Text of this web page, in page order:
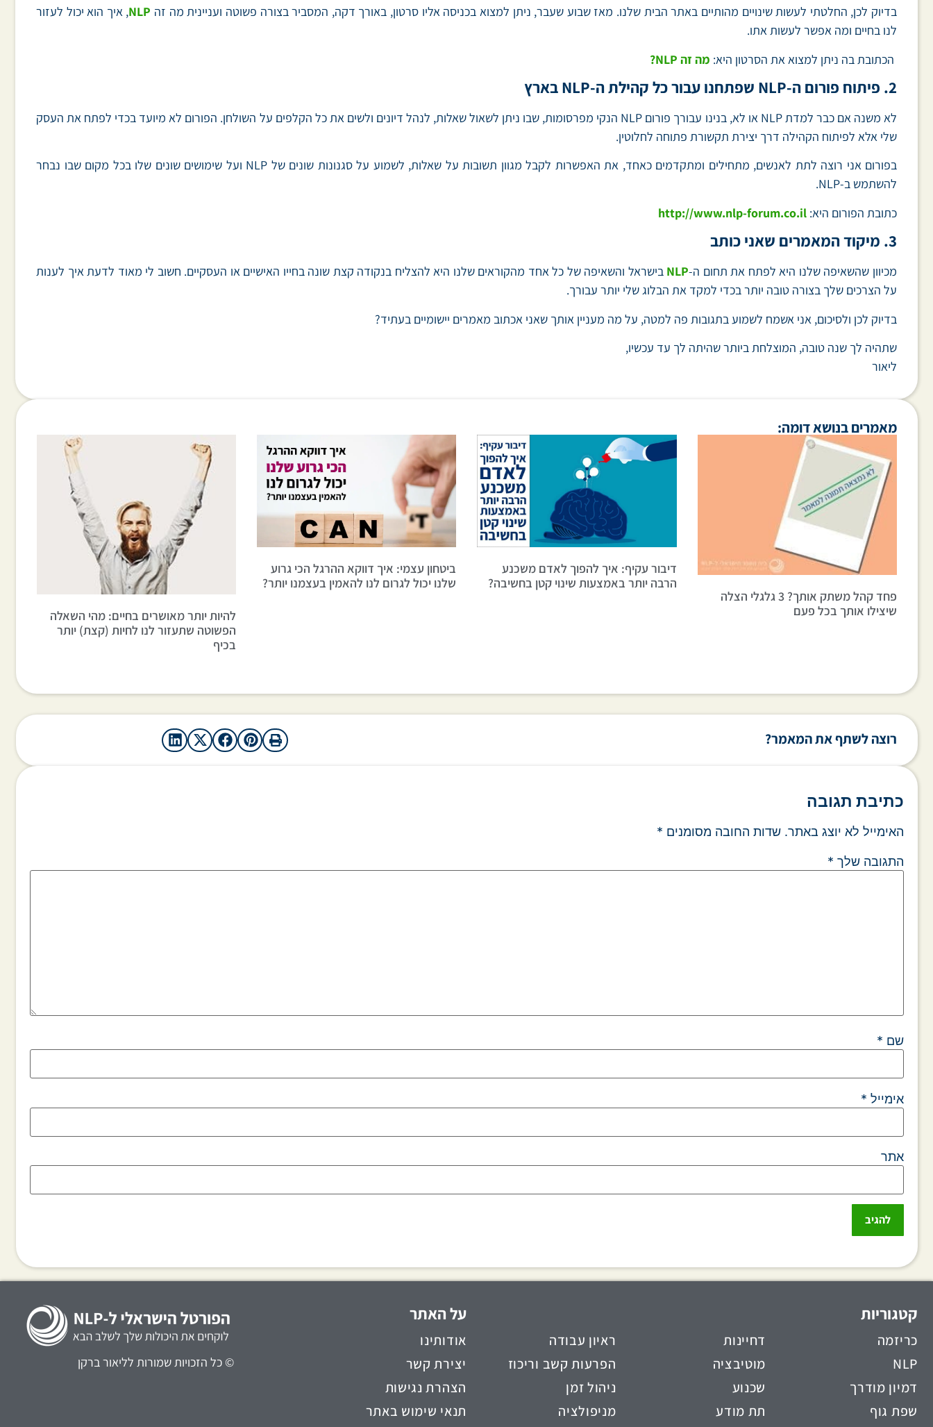
בדיוק לכן, החלטתי לעשות שינויים מהותיים באתר הבית שלנו. מאז שבוע שעבר, ניתן למצוא בכניסה אליו סרטון, באורך דקה, המסביר בצורה פשוטה ועניינית מה זה NLP, איך הוא יכול לעזור
לנו בחיים ומה אפשר לעשות אתו.
הכתובת בה ניתן למצוא את הסרטון היא: מה זה NLP?
2. פיתוח פורום ה-NLP שפתחנו עבור כל קהילת ה-NLP בארץ
לא משנה אם כבר למדת NLP או לא, בנינו עבורך פורום NLP הנקי מפרסומות, שבו ניתן לשאול שאלות, לנהל דיונים ולשים את כל הקלפים על השולחן. הפורום לא מיועד בכדי לפתח את העסק
שלי אלא לפיתוח הקהילה דרך יצירת תקשורת פתוחה לחלוטין.
בפורום אני רוצה לתת לאנשים, מתחילים ומתקדמים כאחד, את האפשרות לקבל מגוון תשובות על שאלות, לשמוע על סגנונות שונים של NLP ועל שימושים שונים שלו בכל מקום שבו נבחר
להשתמש ב-NLP.
כתובת הפורום היא: http://www.nlp-forum.co.il
3. מיקוד המאמרים שאני כותב
מכיוון שהשאיפה שלנו היא לפתח את תחום ה-NLP בישראל והשאיפה של כל אחד מהקוראים שלנו היא להצליח בנקודה קצת שונה בחייו האישיים או העסקיים. חשוב לי מאוד לדעת איך לענות
על הצרכים שלך בצורה טובה יותר בכדי למקד את הבלוג שלי יותר עבורך.
בדיוק לכן ולסיכום, אני אשמח לשמוע בתגובות פה למטה, על מה מעניין אותך שאני אכתוב מאמרים יישומיים בעתיד?
שתהיה לך שנה טובה, המוצלחת ביותר שהיתה לך עד עכשיו,
ליאור
מאמרים בנושא דומה:
פחד קהל משתק אותך? 3 גלגלי הצלה
שיצילו אותך בכל פעם
דיבור עקיף: איך להפוך לאדם משכנע
הרבה יותר באמצעות שינוי קטן בחשיבה?
ביטחון עצמי: איך דווקא ההרגל הכי גרוע
שלנו יכול לגרום לנו להאמין בעצמנו יותר?
להיות יותר מאושרים בחיים: מהי השאלה
הפשוטה שתעזור לנו לחיות (קצת) יותר
בכיף
רוצה לשתף את המאמר?
כתיבת תגובה
האימייל לא יוצג באתר. שדות החובה מסומנים *
התגובה שלך *
שם *
אימייל *
אתר
קטגוריות
כריזמה
NLP
דמיון מודרך
שפת גוף
דחיינות
מוטיבציה
שכנוע
תת מודע
ראיון עבודה
הפרעות קשב וריכוז
ניהול זמן
מניפולציה
על האתר
אודותינו
יצירת קשר
הצהרת נגישות
תנאי שימוש באתר
© כל הזכויות שמורות לליאור ברקן